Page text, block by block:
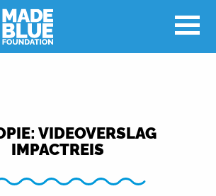
VIDEOVERSLAG
IMPACTREIS